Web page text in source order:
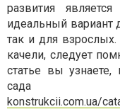
развития
идеальный вариант
так и для
качели, следует
статье вы
konstrukcii.com.ua/